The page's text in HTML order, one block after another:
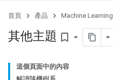
首頁 產品 Machine Learning
其他主題 bookmark_border
這個頁面中的內容